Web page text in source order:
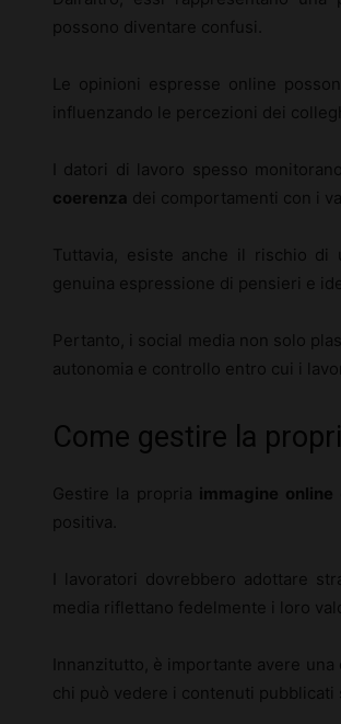
possono diventare confusi.
Le opinioni espresse online
influenzando le percezioni dei
I datori di lavoro spesso
coerenza dei comportamenti con i
Tuttavia, esiste anche il rischio di
genuina espressione di pensieri e
Pertanto, i social media non solo
autonomia e controllo entro cui i
Come gestire la
Gestire la propria immagine online
positiva.
I lavoratori dovrebbero adottare
media riflettano fedelmente i loro
Innanzitutto, è importante avere
chi può vedere i contenuti pubblicati